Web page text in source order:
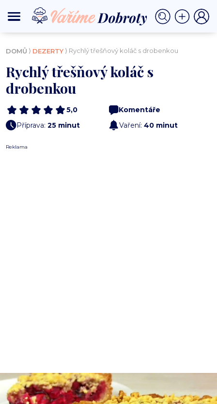
DOMŮ ⟩ DEZERTY ⟩ Rychlý třešňový koláč s drobenkou
Rychlý třešňový koláč s
drobenkou
5,0
Komentáře
Příprava: 25 minut Vaření: 40 minut
Reklama